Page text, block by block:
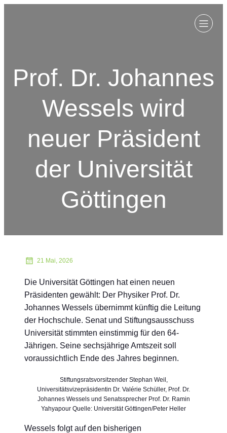
Prof. Dr. Johannes
Wessels wird
neuer Präsident
der Universität
Göttingen
21 Mai, 2026
Die Universität Göttingen hat einen neuen
Präsidenten gewählt: Der Physiker Prof. Dr.
Johannes Wessels übernimmt künftig die Leitung
der Hochschule. Senat und Stiftungsausschuss
Universität stimmten einstimmig für den 64-
Jährigen. Seine sechsjährige Amtszeit soll
voraussichtlich Ende des Jahres beginnen.
Stiftungsratsvorsitzender Stephan Weil,
Universitätsvizepräsidentin Dr. Valérie Schüller, Prof. Dr.
Johannes Wessels und Senatssprecher Prof. Dr. Ramin
Yahyapour Quelle: Universität Göttingen/Peter Heller
Wessels folgt auf den bisherigen